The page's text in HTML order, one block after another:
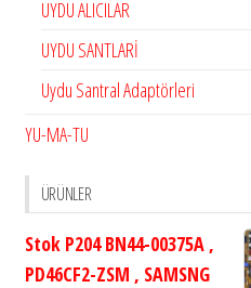
UYDU ALICILAR
UYDU SANTLARİ
Uydu Santral Adaptörleri
YU-MA-TU
ÜRÜNLER
Stok P204 BN44-00375A ,
PD46CF2-ZSM , SAMSNG